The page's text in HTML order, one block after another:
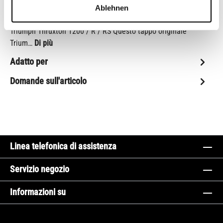
Ablehnen
Coprisella per la sella Cafe Racer e la sella originale della
Triumph Thruxton 1200 / R / RS Questo tappo originale
Trium… Di più
Adatto per
Domande sull'articolo
Linea telefonica di assistenza
Servizio negozio
Informazioni su